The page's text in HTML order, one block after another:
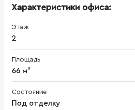
Характеристики офиса:
Этаж
2
Площадь
66 м²
Состояние
Под отделку